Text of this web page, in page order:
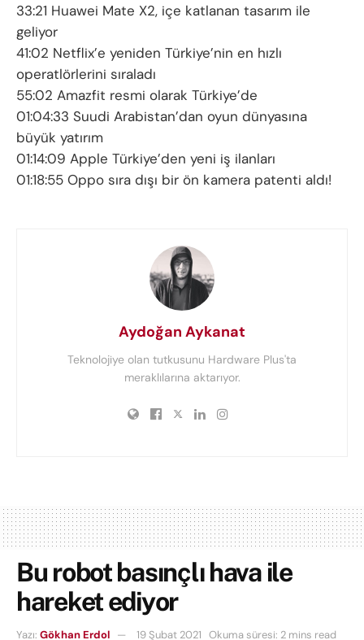
33:21 Huawei Mate X2, içe katlanan tasarım ile
geliyor
41:02 Netflix’e yeniden Türkiye’nin en hızlı
operatlörlerini sıraladı
55:02 Amazfit resmi olarak Türkiye’de
01:04:33 Suudi Arabistan’dan oyun dünyasına
büyük yatırım
01:14:09 Apple Türkiye’den yeni iş ilanları
01:18:55 Oppo sıra dışı bir ön kamera patenti aldı!
Aydoğan Aykanat
Teknolojiye olan tutkusunu Hardware Plus'ta
meraklılarına aktarıyor.
Bu robot basınçlı hava ile
hareket ediyor
Yazı: Gökhan Erdol 19 Şubat 2021 Okuma süresi: 2 mins read